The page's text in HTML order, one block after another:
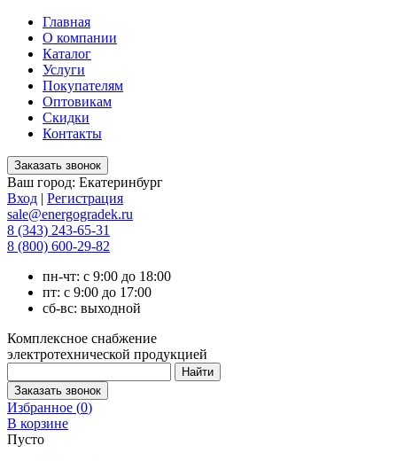
Главная
О компании
Каталог
Услуги
Покупателям
Оптовикам
Скидки
Контакты
Ваш город: Екатеринбург
Вход | Регистрация
sale@energogradek.ru
8 (343) 243-65-31
8 (800) 600-29-82
пн-чт: с 9:00 до 18:00
пт: с 9:00 до 17:00
сб-вс: выходной
Комплексное снабжение
электротехнической продукцией
Избранное (0)
В корзине
Пусто